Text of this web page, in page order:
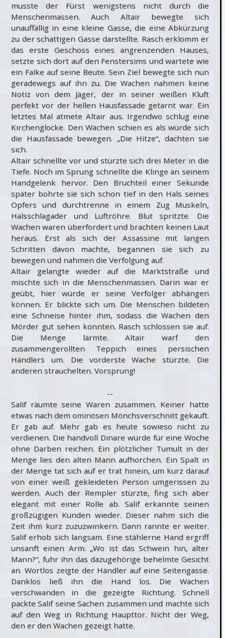
musste der Fürst wenigstens nicht durch die
Menschenmassen. Auch Altair bewegte sich
unauffällig in eine kleine Gasse, die eine Abkürzung
zu der schattigen Gasse darstellte. Rasch erklomm er
das erste Geschoss eines angrenzenden Hauses,
setzte sich dort auf den Fenstersims und wartete wie
ein Falke auf seine Beute. Sein Ziel bewegte sich nun
geradewegs auf ihn zu. Die Wachen nahmen keine
Notiz von dem Jäger, der in seiner weißen Kluft
perfekt vor der hellen Hausfassade getarnt war. Ein
letztes Mal atmete Altair aus. Irgendwo schlug eine
Kirchenglocke. Den Wachen schien es als würde sich
die Hausfassade bewegen. „Die Hitze“, dachten sie
sich.
Altair schnellte vor und stürzte sich drei Meter in die
Tiefe. Noch im Sprung schnellte die Klinge an seinem
Handgelenk hervor. Den Bruchteil einer Sekunde
später bohrte sie sich schon tief in den Hals seines
Opfers und durchtrenne in einem Zug Muskeln,
Halsschlagader und Luftröhre. Blut spritzte. Die
Wachen waren überfordert und brachten keinen Laut
heraus. Erst als sich der Assassine mit langen
Schritten davon machte, begannen sie sich zu
bewegen und nahmen die Verfolgung auf.
Altair gelangte wieder auf die Marktstraße und
mischte sich in die Menschenmassen. Darin war er
geübt, hier würde er seine Verfolger abhängen
können. Er blickte sich um. Die Menschen bildeten
eine Schneise hinter ihm, sodass die Wachen den
Mörder gut sehen konnten. Rasch schlossen sie auf.
Die Menge lärmte. Altair warf den
zusammengerollten Teppich eines persischen
Händlers um. Die vorderste Wache stürzte. Die
anderen strauchelten. Vorsprung!
--
Salif räumte seine Waren zusammen. Keiner hatte
etwas nach dem ominösen Mönchsverschnitt gekauft.
Er gab auf. Mehr gab es heute sowieso nicht zu
verdienen. Die handvoll Dinare würde für eine Woche
ohne Darben reichen. Ein plötzlicher Tumult in der
Menge lies den alten Mann aufhorchen. Ein Spalt in
der Menge tat sich auf er trat hinein, um kurz darauf
von einer weiß gekleideten Person umgerissen zu
werden. Auch der Rempler stürzte, fing sich aber
elegant mit einer Rolle ab. Salif erkannte seinen
großzügigen Kunden wieder. Dieser nahm sich die
Zeit ihm kurz zuzuzwinkern. Dann rannte er weiter.
Salif erhob sich langsam. Eine stählerne Hand ergriff
unsanft einen Arm. „Wo ist das Schwein hin, alter
Mann?“, fuhr ihn das dazugehörige behelmte Gesicht
an. Wortlos zeigte der Händler auf eine Seitengasse.
Danklos ließ ihn die Hand los. Die Wachen
verschwanden in die gezeigte Richtung. Schnell
packte Salif seine Sachen zusammen und machte sich
auf den Weg in Richtung Haupttor. Nicht der Weg,
den er den Wachen gezeigt hatte.